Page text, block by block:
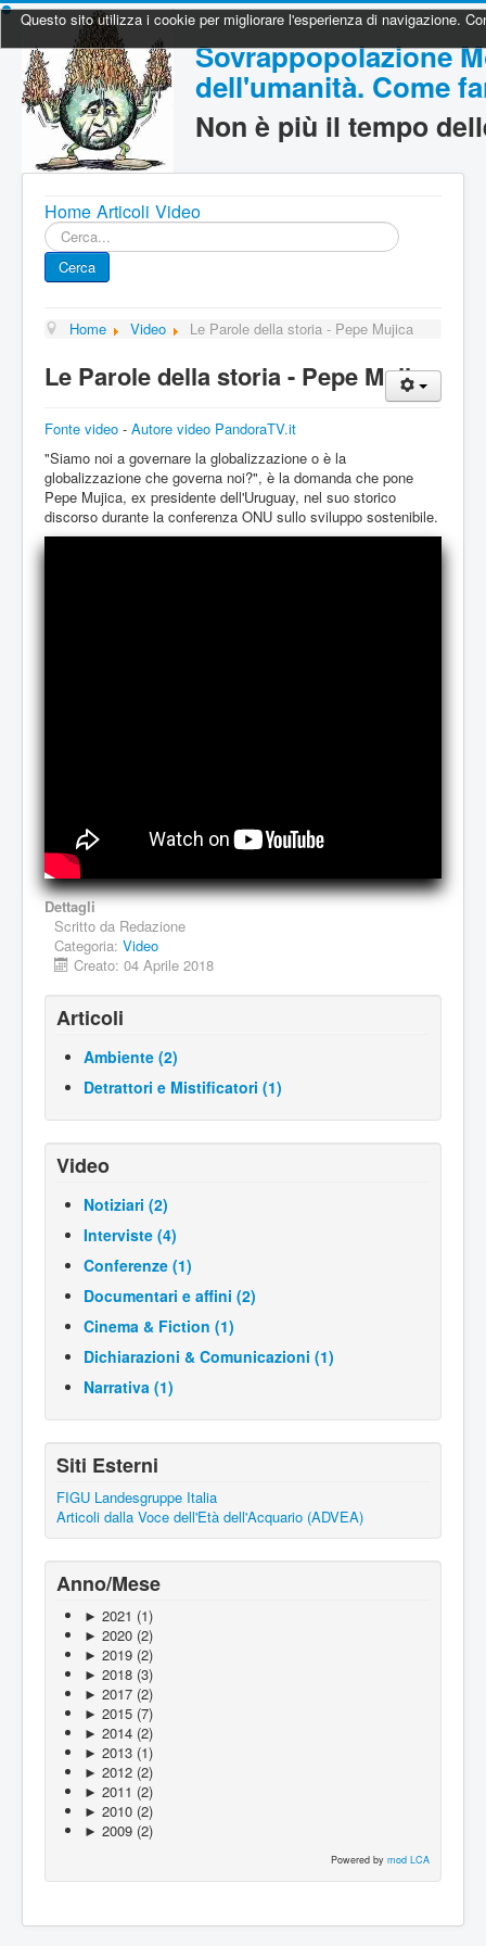
Questo sito utilizza i cookie per migliorare l'esperienza di navigazione.
Sovrappopolazione
dell'umanità. Come
Non è più il tempo
Home Articoli Video
Cerca...
Cerca
Home Video Le Parole della storia - Pepe Mujica
Le Parole della storia - Pepe Mujica
Fonte video - Autore video PandoraTV.it
"Siamo noi a governare la globalizzazione o è la
globalizzazione che governa noi?", è la domanda che pone
Pepe Mujica, ex presidente dell'Uruguay, nel suo storico
discorso durante la conferenza ONU sullo sviluppo sostenibile.
Dettagli
Scritto da Redazione
Categoria: Video
Creato: 04 Aprile 2018
Articoli
Ambiente (2)
Detrattori e Mistificatori (1)
Video
Notiziari (2)
Interviste (4)
Conferenze (1)
Documentari e affini (2)
Cinema & Fiction (1)
Dichiarazioni & Comunicazioni (1)
Narrativa (1)
Siti Esterni
FIGU Landesgruppe Italia
Articoli dalla Voce dell'Età dell'Acquario (ADVEA)
Anno/Mese
► 2021 (1)
► 2020 (2)
► 2019 (2)
► 2018 (3)
► 2017 (2)
► 2015 (7)
► 2014 (2)
► 2013 (1)
► 2012 (2)
► 2011 (2)
► 2010 (2)
► 2009 (2)
Powered by mod LCA